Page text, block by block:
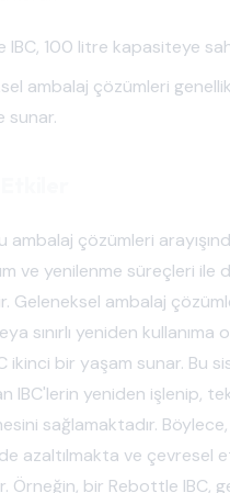
IBC, 100 litre kapasiteye
ambalaj çözümleri
sunar.
ambalaj çözümleri
ve yenilenme süreçleri ile
Geleneksel ambalaj
sınırlı yeniden kullanıma
ikinci bir yaşam sunar. Bu
IBC'lerin yeniden işlenip,
sağlamaktadır. Böylece,
azaltılmakta ve çevresel
Örneğin, bir Rebottle IBC,